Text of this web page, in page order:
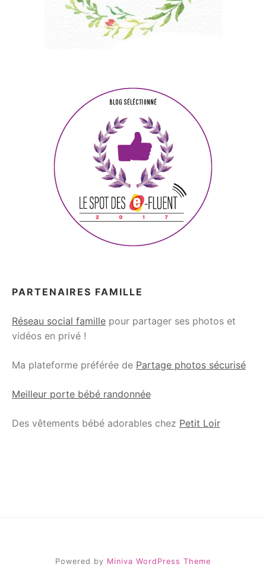
PARTENAIRES FAMILLE
Réseau social famille pour partager ses photos et
vidéos en privé !
Ma plateforme préférée de Partage photos sécurisé
Meilleur porte bébé randonnée
Des vêtements bébé adorables chez Petit Loir
Powered by Miniva WordPress Theme